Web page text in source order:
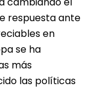
respuesta ante
en
se ha
más
las políticas